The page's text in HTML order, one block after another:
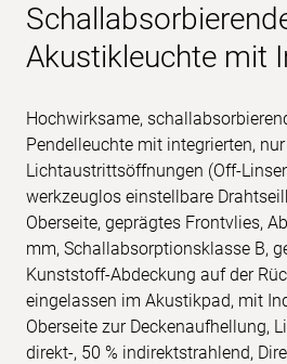
Akustikleuchte mit
Hochwirksame,
Pendelleuchte mit integrierten,
Lichtaustrittsöffnungen (Off-
werkzeuglos einstellbare
Oberseite, geprägtes Frontvlies,
mm, Schallabsorptionsklasse B,
Kunststoff-Abdeckung auf der
eingelassen im Akustikpad, mit
Oberseite zur Deckenaufhellung,
direkt-, 50 % indirektstrahlend,